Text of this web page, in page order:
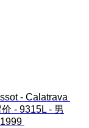
- Calatrava
- 9315L - 男